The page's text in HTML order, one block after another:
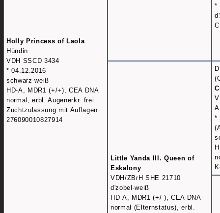
Holly Princess of Laola
Hündin
VDH SSCD 3434
* 04.12.2016
schwarz-weiß
HD-A, MDR1 (+/+), CEA DNA
normal, erbl. Augenerkr. frei
Zuchtzulassung mit Auflagen
276090010827914
*
Little Yanda III. Queen of
Eskalony
VDH/ZBrH SHE 21710
d'zobel-weiß
HD-A, MDR1 (+/-), CEA DNA
normal (Elternstatus), erbl.
*